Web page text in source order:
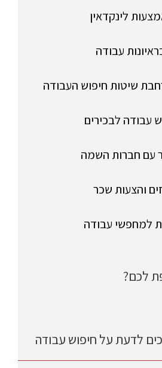
לינקדאין
עבודה
שיטות חיפוש העבודה
עבודה לבכירים
עם חברות השמה
והצעות שכר
למחפשי עבודה
לכם?
לדעת על חיפוש עבודה